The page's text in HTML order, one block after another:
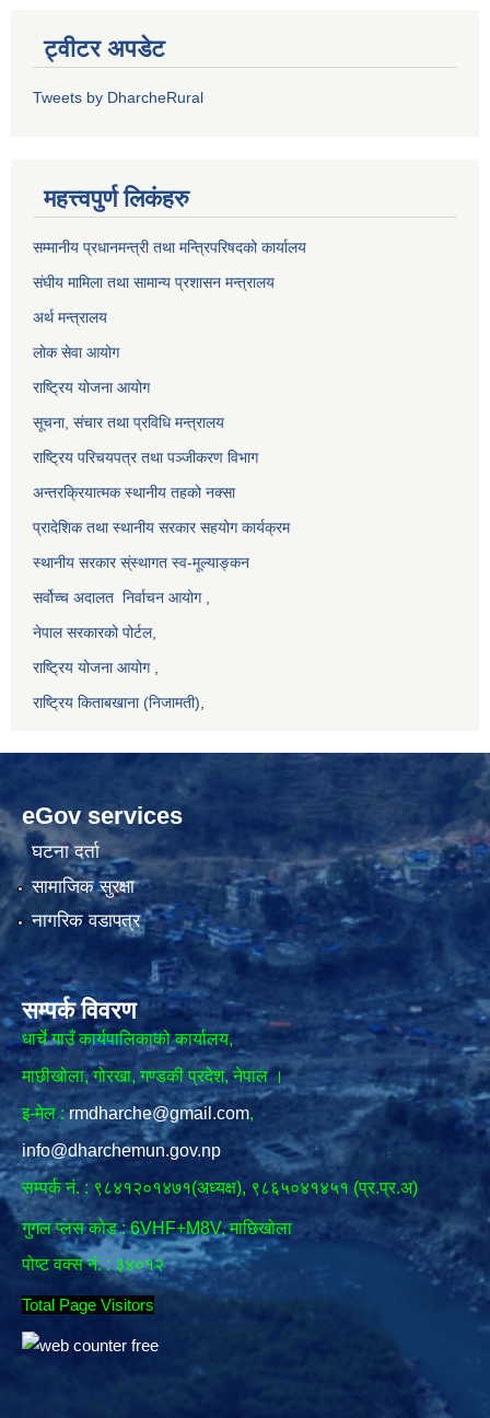
ट्वीटर अपडेट
Tweets by DharcheRural
महत्त्वपुर्ण लिकंहरु
सम्मानीय प्रधानमन्त्री तथा मन्त्रिपरिषदको कार्यालय
संघीय मामिला तथा सामान्य प्रशासन मन्त्रालय
अर्थ मन्त्रालय
लोक सेवा आयोग
राष्ट्रिय योजना आयोग
सूचना, संचार तथा प्रविधि मन्त्रालय
राष्ट्रिय परिचयपत्र तथा पञ्जीकरण विभाग
अन्तरक्रियात्मक स्थानीय तहको नक्सा
प्रादेशिक तथा स्थानीय सरकार सहयोग कार्यक्रम
स्थानीय सरकार स्ंस्थागत स्व-मूल्याङ्कन
सर्वोच्च अदालत निर्वाचन आयोग,
नेपाल सरकारको पोर्टल,
राष्ट्रिय योजना आयोग,
राष्ट्रिय किताबखाना (निजामती)
eGov services
घटना दर्ता
सामाजिक सुरक्षा
नागरिक वडापत्र
सम्पर्क विवरण
धार्चे गाउँ कार्यपालिकाको कार्यालय,
माछीखोला, गोरखा, गण्डकी प्रदेश, नेपाल ।
इ-मेल : rmdharche@gmail.com,
info@dharchemun.gov.np
सम्पर्क नं. : ९८४१२०१४७१(अध्यक्ष), ९८६५०४१४५१ (प्र.प्र.अ)
गुगल प्लस कोड : 6VHF+M8V, माछिखोला
पोष्ट वक्स नं. : ३४०१२
Total Page Visitors